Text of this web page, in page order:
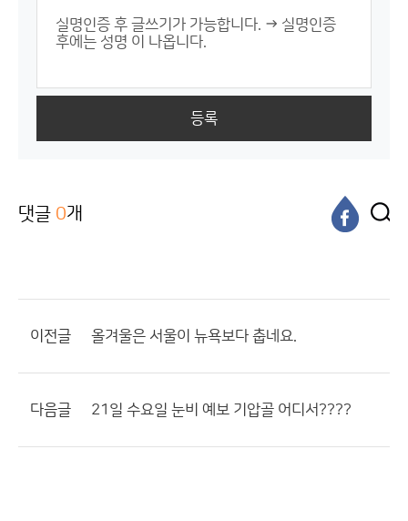
등록
댓글 0개
이전글 올겨울은 서울이 뉴욕보다 춥네요.
다음글 21일 수요일 눈비 예보 기압골 어디서????